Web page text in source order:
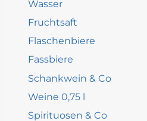
Wasser
Fruchtsaft
Flaschenbiere
Fassbiere
Schankwein & Co
Weine 0,75 l
Spirituosen & Co